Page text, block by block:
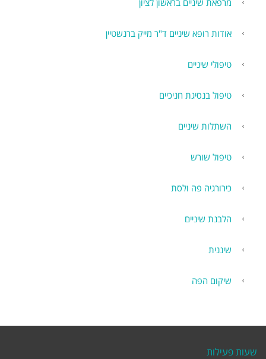
אודות רופא שיניים ד"ר מייק ברנשטיין
טיפולי שיניים
טיפול בנסיגת חניכיים
השתלות שיניים
טיפול שורש
כירורגיה פה ולסת
הלבנת שיניים
שיננית
שיקום הפה
שעות פעילות